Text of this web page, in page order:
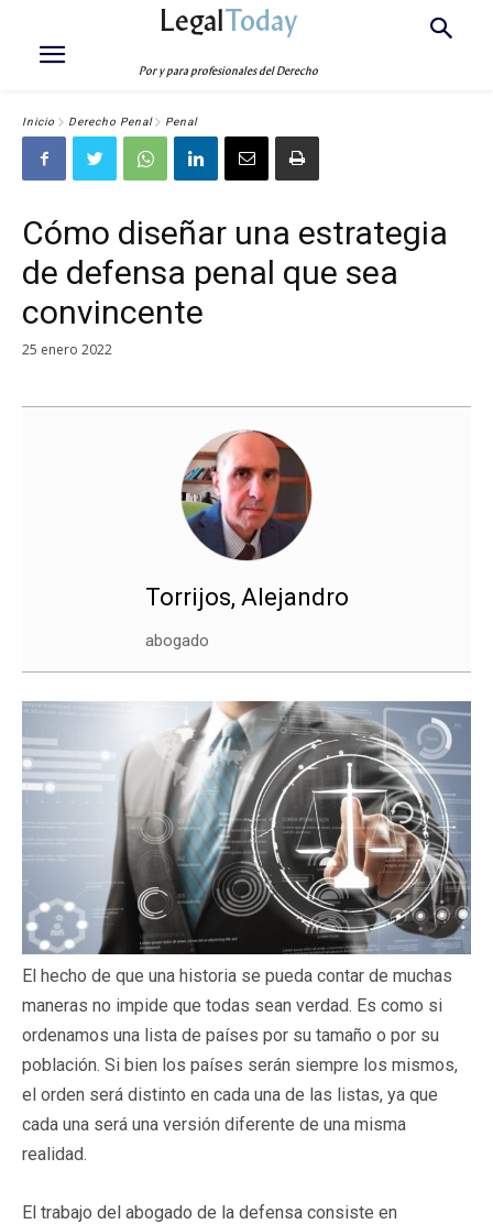
LegalToday
Por y para profesionales del Derecho
Inicio Derecho Penal Penal
Cómo diseñar una estrategia
de defensa penal que sea
convincente
25 enero 2022
Torrijos, Alejandro
abogado
El hecho de que una historia se pueda contar de muchas
maneras no impide que todas sean verdad. Es como si
ordenamos una lista de países por su tamaño o por su
población. Si bien los países serán siempre los mismos,
el orden será distinto en cada una de las listas, ya que
cada una será una versión diferente de una misma
realidad.
El trabajo del abogado de la defensa consiste en